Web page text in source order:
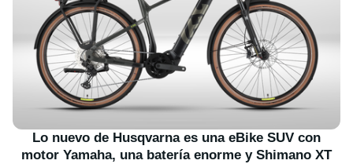
Lo nuevo de Husqvarna es una eBike SUV con
motor Yamaha, una batería enorme y Shimano XT